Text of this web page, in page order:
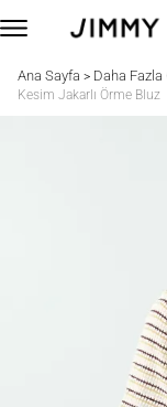
Ana Sayfa > Daha Fazla
Kesim Jakarlı Örme Bluz